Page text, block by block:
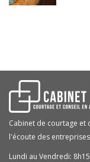
Cabinet de courtage et
l'écoute des entreprises
Lundi au Vendredi: